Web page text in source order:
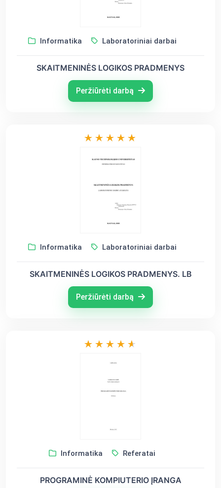
Informatika Laboratoriniai darbai
SKAITMENINĖS LOGIKOS PRADMENYS
Peržiūrėti darbą
Informatika Laboratoriniai darbai
SKAITMENINĖS LOGIKOS PRADMENYS. LB
Peržiūrėti darbą
Informatika Referatai
PROGRAMINĖ KOMPIUTERIO ĮRANGA